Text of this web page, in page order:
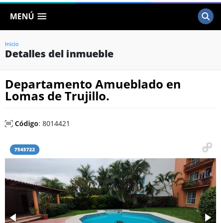
MENÚ
Inicio
Detalles del inmueble
Departamento Amueblado en
Lomas de Trujillo.
Código: 8014421
7545722